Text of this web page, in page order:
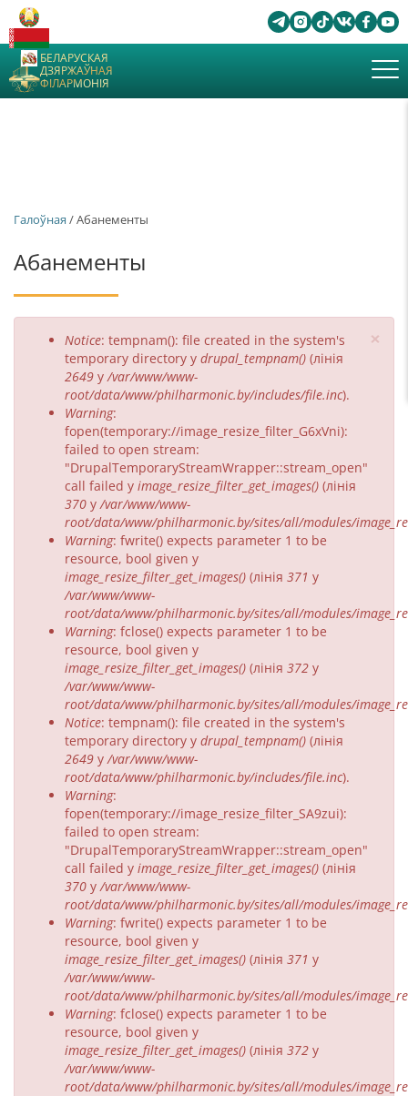
БЕЛАРУСКАЯ
ДЗЯРЖАЎНАЯ
ФІЛАРМОНІЯ
Галоўная / Абанементы
Абанементы
×
Паведамленне
памылку
Notice: tempnam(): file created in the system's
temporary directory у drupal_tempnam() (лінія
2649 у/var/www/www-
root/data/www/philharmonic.by/includes/file.inc).
Warning:
fopen(temporary://image_resize_filter_G6xVni):
failed to open stream:
"DrupalTemporaryStreamWrapper::stream_open"
call failed у image_resize_filter_get_images() (лінія
370 у/var/www/www-
root/data/www/philharmonic.by/sites/all/modules/
Warning: fwrite() expects parameter 1 to be
resource, bool given у
image_resize_filter_get_images() (лінія 371 у
/var/www/www-
root/data/www/philharmonic.by/sites/all/modules/
Warning: fclose() expects parameter 1 to be
resource, bool given у
image_resize_filter_get_images() (лінія 372 у
/var/www/www-
root/data/www/philharmonic.by/sites/all/modules/
Notice: tempnam(): file created in the system's
temporary directory у drupal_tempnam() (лінія
2649 у/var/www/www-
root/data/www/philharmonic.by/includes/file.inc).
Warning:
fopen(temporary://image_resize_filter_SA9zui):
failed to open stream:
"DrupalTemporaryStreamWrapper::stream_open"
call failed у image_resize_filter_get_images() (лінія
370 у/var/www/www-
root/data/www/philharmonic.by/sites/all/modules/
Warning: fwrite() expects parameter 1 to be
resource, bool given у
image_resize_filter_get_images() (лінія 371 у
/var/www/www-
root/data/www/philharmonic.by/sites/all/modules/
Warning: fclose() expects parameter 1 to be
resource, bool given у
image_resize_filter_get_images() (лінія 372 у
/var/www/www-
root/data/www/philharmonic.by/sites/all/modules/